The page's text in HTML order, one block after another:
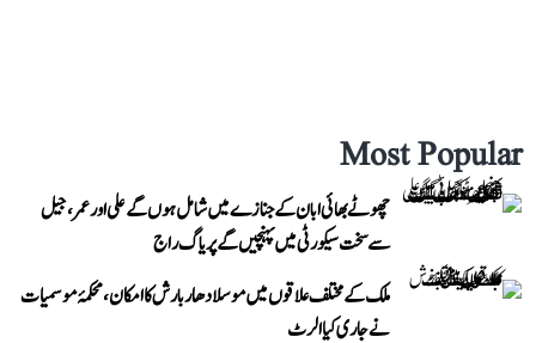
Most Popular
چھوٹے بھائی ابان کے جنازے میں شامل ہوں گے علی اور عمر، جیل
سے سخت سیکورٹی میں پہنچیں گے پریاگ راج
ملک کے مختلف علاقوں میں موسلادھار بارش کا امکان، محکمۂ موسمیات
نے جاری کیا الرٹ